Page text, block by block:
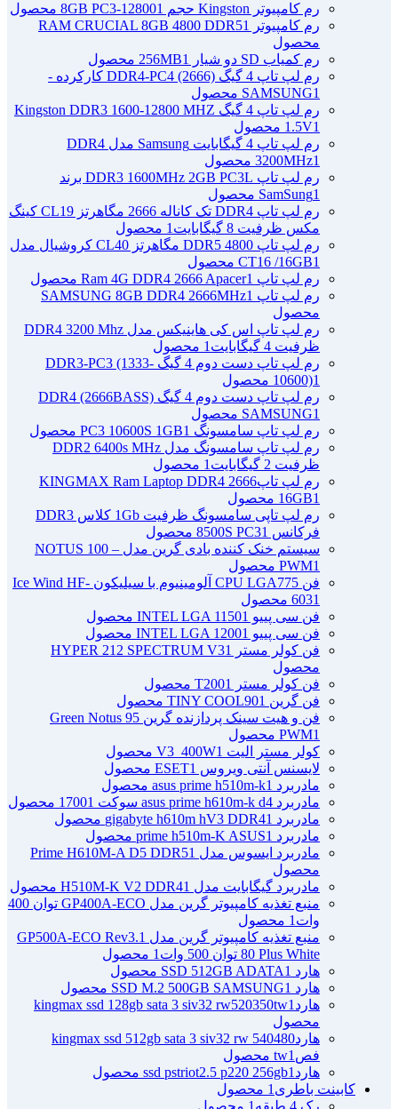
رم کامپیوتر Kingston حجم 8GB PC3-12800
1 محصول
رم کامپیوتر RAM CRUCIAL 8GB 4800 DDR5
1
محصول
رم کمیاب SD دو شیار 256MB
1 محصول
رم لپ تاپ 4 گیگ DDR4-PC4 (2666) کارکرده -
SAMSUNG1 محصول
رم لپ تاپ 4 گیگ Kingston DDR3 1600-12800 MHZ
1.5V1 محصول
رم لپ تاپ 4 گیگابایت Samsung مدل DDR4
3200MHz1 محصول
رم لپ تاپ DDR3 1600MHz 2GB PC3L برند
SamSung1 محصول
رم لپ تاپ DDR4 تک کاناله 2666 مگاهرتز CL19 کینگ
مکس ظرفیت 8 گیگابایت
1 محصول
رم لپ تاپ DDR5 4800 مگاهرتز CL40 کروشیال مدل
CT16 /16GB1 محصول
رم لپ تاپ Ram 4G DDR4 2666 Apacer 1 محصول
رم لپ تاپ SAMSUNG 8GB DDR4 2666MHz 1
محصول
رم لپ تاپ اس کی هاینیکس مدل DDR4 3200 Mhz
ظرفیت 4 گیگابایت
1 محصول
رم لپ تاپ دست دوم 4 گیگ DDR3-PC3 (1333-
10600)1 محصول
رم لپ تاپ دست دوم 4 گیگ DDR4 (2666BASS)
SAMSUNG1 محصول
رم لپ تاپ سامسونگ PC3 10600S 1GB 1 محصول
رم لپ تاپ سامسونگ مدل DDR2 6400s MHz
ظرفیت 2 گیگابایت
1 محصول
رم لپ تاپ2666 KINGMAX Ram Laptop DDR4
16GB1 محصول
رم لپ تاپی سامسونگ ظرفیت 1Gb کلاس DDR3
فرکانس 8500S PC3 1 محصول
سیستم خنک کننده بادی گرین مدل NOTUS 100 –
PWM1 محصول
فن CPU LGA775 آلومینیوم با سیلیکون Ice Wind HF-
6031 محصول
فن سی پییو INTEL LGA 1150 1 محصول
فن سی پییو INTEL LGA 1200 1 محصول
فن کولر مستر HYPER 212 SPECTRUM V3
1
محصول
فن کولر مستر T200
1 محصول
فن گرین TINY COOL90 1 محصول
فن و هیت سینک پردازنده گرین Green Notus 95
PWM1 محصول
کولر مستر الیت V3_400W 1 محصول
لایسنس آنتی ویروس ESET 1 محصول
مادربرد asus prime h510m-k 1 محصول
مادربرد asus prime h610m-k d4 سوکت 1700
1 محصول
مادربرد gigabyte h610m hV3 DDR4 1 محصول
مادربرد prime h510m-K ASUS 1 محصول
مادربرد ایسوس مدل Prime H610M-A D5 DDR5 1
محصول
مادربرد گیگابایت مدل H510M-K V2 DDR4 1 محصول
منبع تغذیه کامپیوتر گرین مدل GP400A-ECO توان 400
وات 1 محصول
منبع تغذیه کامپیوتر گرین مدل GP500A-ECO Rev3.1
80 Plus White توان 500 وات
1 محصول
هارد SSD 512GB ADATA 1 محصول
هارد SSD M.2 500GB SAMSUNG 1 محصول
هاردkingmax ssd 128gb sata 3 siv32 rw520350tw 1
محصول
هاردkingmax ssd 512gb sata 3 siv32 rw 540480
فصtw 1 محصول
هاردssd pstriot2.5 p220 256gb 1 محصول
کابینت باطری 1 محصول
رک 4 طبقه
1 محصول